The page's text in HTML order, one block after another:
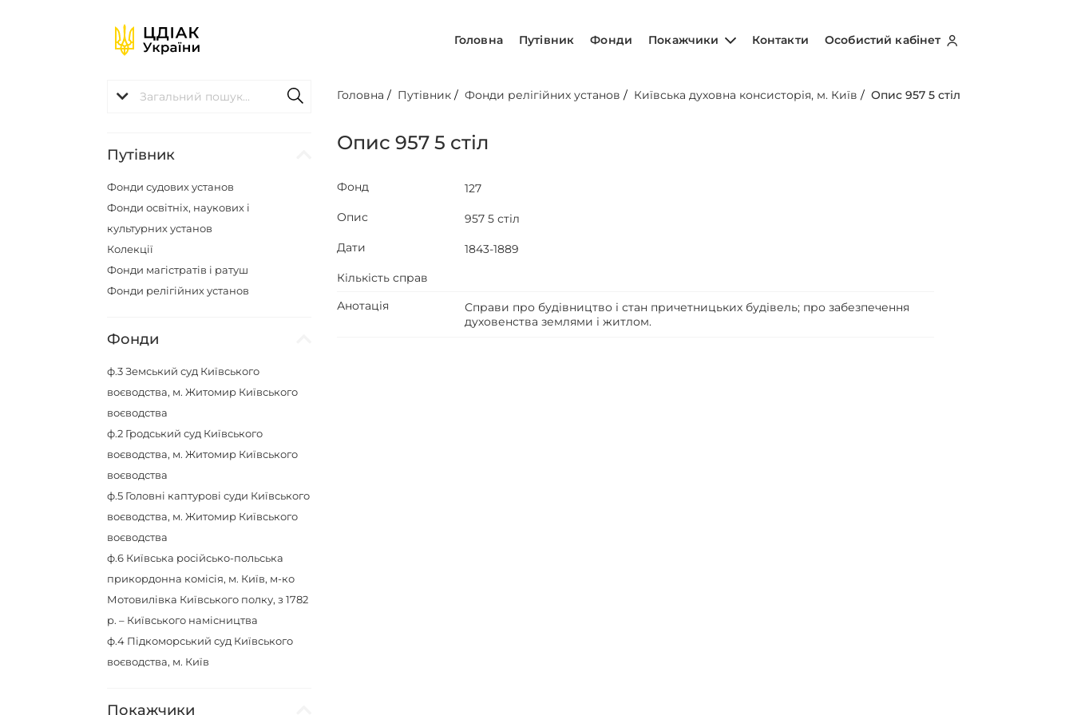
Головна Путівник Фонди Покажчики Контакти Особистий кабінет
Путівник
Фонди судових установ
Фонди освітніх, наукових і
культурних установ
Колекції
Фонди магістратів і ратуш
Фонди релігійних установ
Фонди
ф.3Земський суд Київського
воєводства, м. Житомир Київського
воєводства
ф.2 Гродський суд Київського
воєводства, м. Житомир Київського
воєводства
ф.5 Головні каптурові суди Київського
воєводства, м. Житомир Київського
воєводства
ф.6 Київська російсько-польська
прикордонна комісія, м. Київ, м-ко
Мотовилівка Київського полку, з 1782
р. – Київського намісництва
ф.4 Підкоморський суд Київського
воєводства, м. Київ
Покажчики
Головна / Путівник /Фонди релігійних установ / Київська духовна консисторія, м. Київ /Опис 957 5 стіл
Опис 957 5 стіл
Фонд
127
Опис
957 5 стіл
Дати
1843-1889
Кількість справ
Анотація
Справи про будівництво і стан причетницьких будівель; про забезпечення
духовенства землями і житлом.